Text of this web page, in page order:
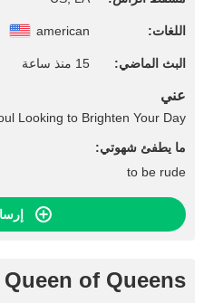
اللغات: american
البث الماضي: 15 منذ ساعة
عني
Looking to Brighten Your Day! 🤍
ما يطفئ شهوتي:
to be rude
Queen of Queens